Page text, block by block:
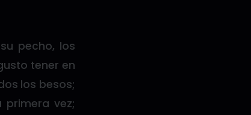
pecho, los
tener en
los besos;
vez;